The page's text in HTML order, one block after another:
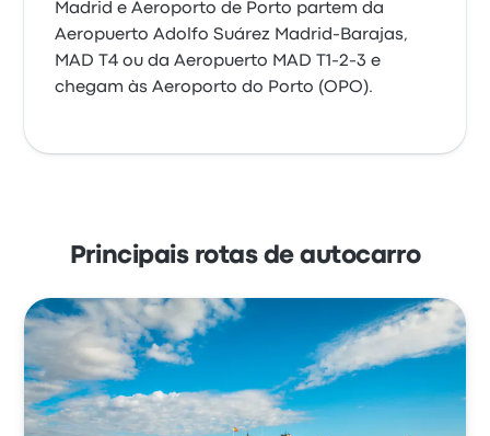
Madrid e Aeroporto de Porto partem da
Aeropuerto Adolfo Suárez Madrid-Barajas,
MAD T4 ou da Aeropuerto MAD T1-2-3 e
chegam às Aeroporto do Porto (OPO).
Principais rotas de autocarro